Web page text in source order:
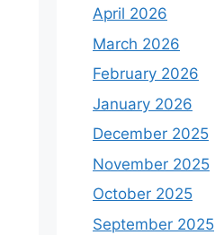
April 2026
March 2026
February 2026
January 2026
December 2025
November 2025
October 2025
September 2025